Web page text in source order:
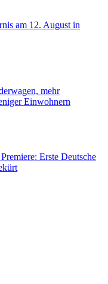
am 12. August in
mehr
Einwohnern
Erste Deutsche